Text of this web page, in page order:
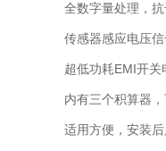
全数字量处理，抗
传感器感应电压
超低功耗EMI开关
内有三个积算器
适用方便，安装